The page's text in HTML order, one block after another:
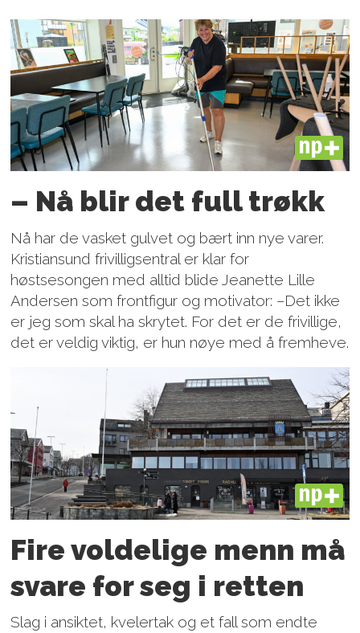
PLUS
– Nå blir det full trøkk
Nå har de vasket gulvet og bært inn nye varer.
Kristiansund frivilligsentral er klar for
høstsesongen med alltid blide Jeanette Lille
Andersen som frontfigur og motivator: –Det ikke
er jeg som skal ha skrytet. For det er de frivillige,
det er veldig viktig, er hun nøye med å fremheve.
PLUS
Fire voldelige menn må
svare for seg i retten
Slag i ansiktet, kvelertak og et fall som endte